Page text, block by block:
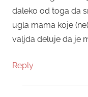
daleko od toga da
ugla mama koje
valjda deluje da je
Reply